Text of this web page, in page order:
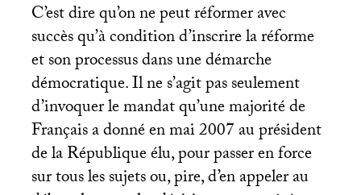
C’est dire qu’on ne peut réformer avec
succès qu’à condition d’inscrire la réforme
et son processus dans une démarche
démocratique. Il ne s’agit pas seulement
d’invoquer le mandat qu’une majorité de
Français a donné en mai 2007 au président
de la République élu, pour passer en force
sur tous les sujets ou, pire, d’en appeler au